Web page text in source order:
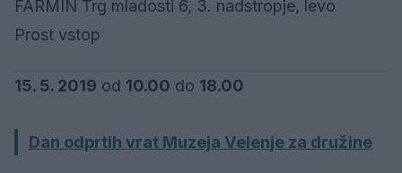
FARMIN Trg mladosti 6, 3. nadstropje, levo
Prost vstop
15. 5. 2019 od 10.00 do 18.00
Dan odprtih vrat Muzeja Velenje za družine